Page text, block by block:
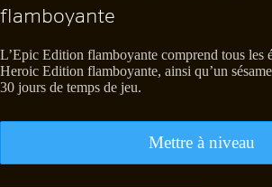
flamboyante
L’Epic Edition flamboyante comprend tous les
Heroic Edition flamboyante, ainsi qu’un
30 jours de temps de jeu.
Mettre à niveau